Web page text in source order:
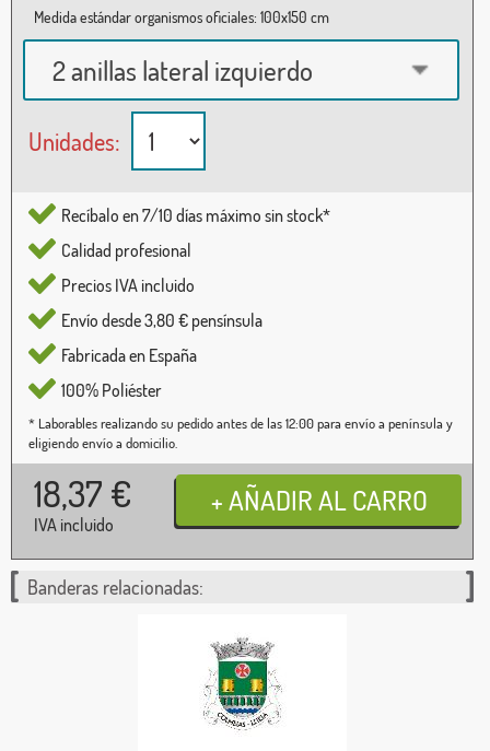
Medida estándar organismos oficiales: 100x150 cm
2 anillas lateral izquierdo
Unidades:
Recíbalo en 7/10 días máximo sin stock*
Calidad profesional
Precios IVA incluido
Envío desde 3,80 € pensínsula
Fabricada en España
100% Poliéster
* Laborables realizando su pedido antes de las 12:00 para envío a península y
eligiendo envío a domicilio.
18,37 €
IVA incluido
Banderas relacionadas: